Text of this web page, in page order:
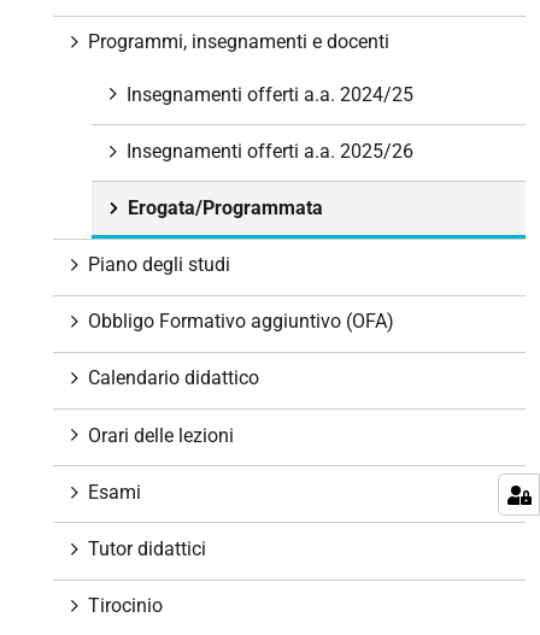
Programmi, insegnamenti e docenti
Insegnamenti offerti a.a. 2024/25
Insegnamenti offerti a.a. 2025/26
Erogata/Programmata
Piano degli studi
Obbligo Formativo aggiuntivo (OFA)
Calendario didattico
Orari delle lezioni
Esami
Tutor didattici
Tirocinio